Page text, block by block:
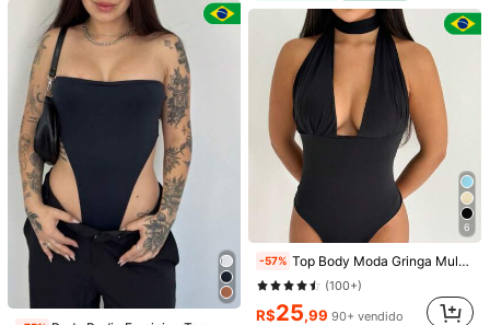
-65% Body Feminino Modelador Collant segunda Pele Manga Longa Costas Aberta Costa Nua Gola Alta Dedeira Versátil Casual Ocasional Moda Gringa Elegante Básico
R$31,84 2,1k+ vendido
Envio Nacional 4-7 dias
-38% Kit Body Feminino Suplex manga longa gola alta Cacharrel Segunda Pele Premium Moda Bory Bore
24,90 5,4k+ vendido 6
-57% Top Body Moda Gringa Multiformas Amarração no pescoço Modinha Sexy Verão Sensual Tecido revestido Costas nuas Férias Praia Carnaval
(100+)
R$25,99 90+ vendido